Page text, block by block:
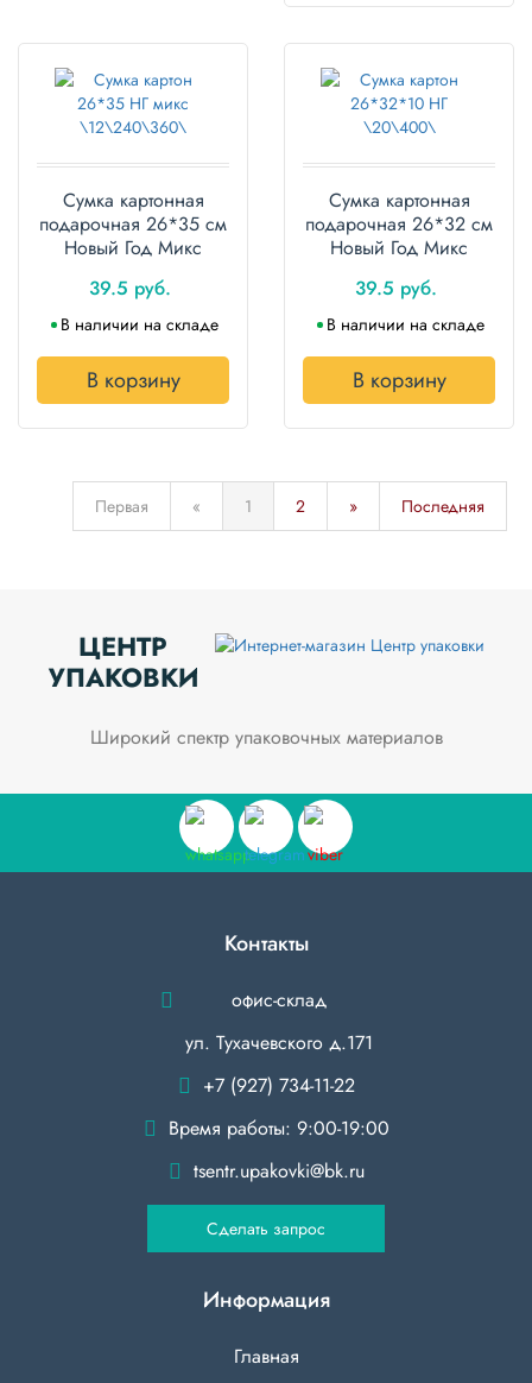
Сумка картонная
подарочная 26*35 см
Новый Год Микс
39.5 руб.
В наличии на складе
В корзину
Сумка картонная
подарочная 26*32 см
Новый Год Микс
39.5 руб.
В наличии на складе
В корзину
Первая « 1 2 » Последняя
ЦЕНТР
УПАКОВКИ
Широкий спектр упаковочных материалов
Контакты
офис-склад
ул. Тухачевского д.171
+7 (927) 734-11-22
Время работы: 9:00-19:00
tsentr.upakovki@bk.ru
Сделать запрос
Информация
Главная